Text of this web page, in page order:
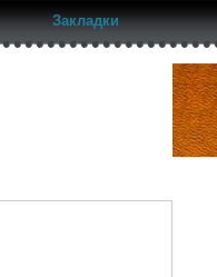
Закладки